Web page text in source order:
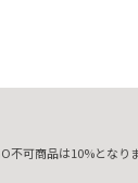
可商品は10%となり